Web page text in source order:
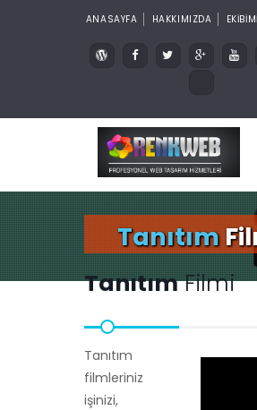
ANASAYFA HAKKIMIZDA
Tanıtım
TanıtımFilmi
Tanıtım
filmleriniz
işinizi,